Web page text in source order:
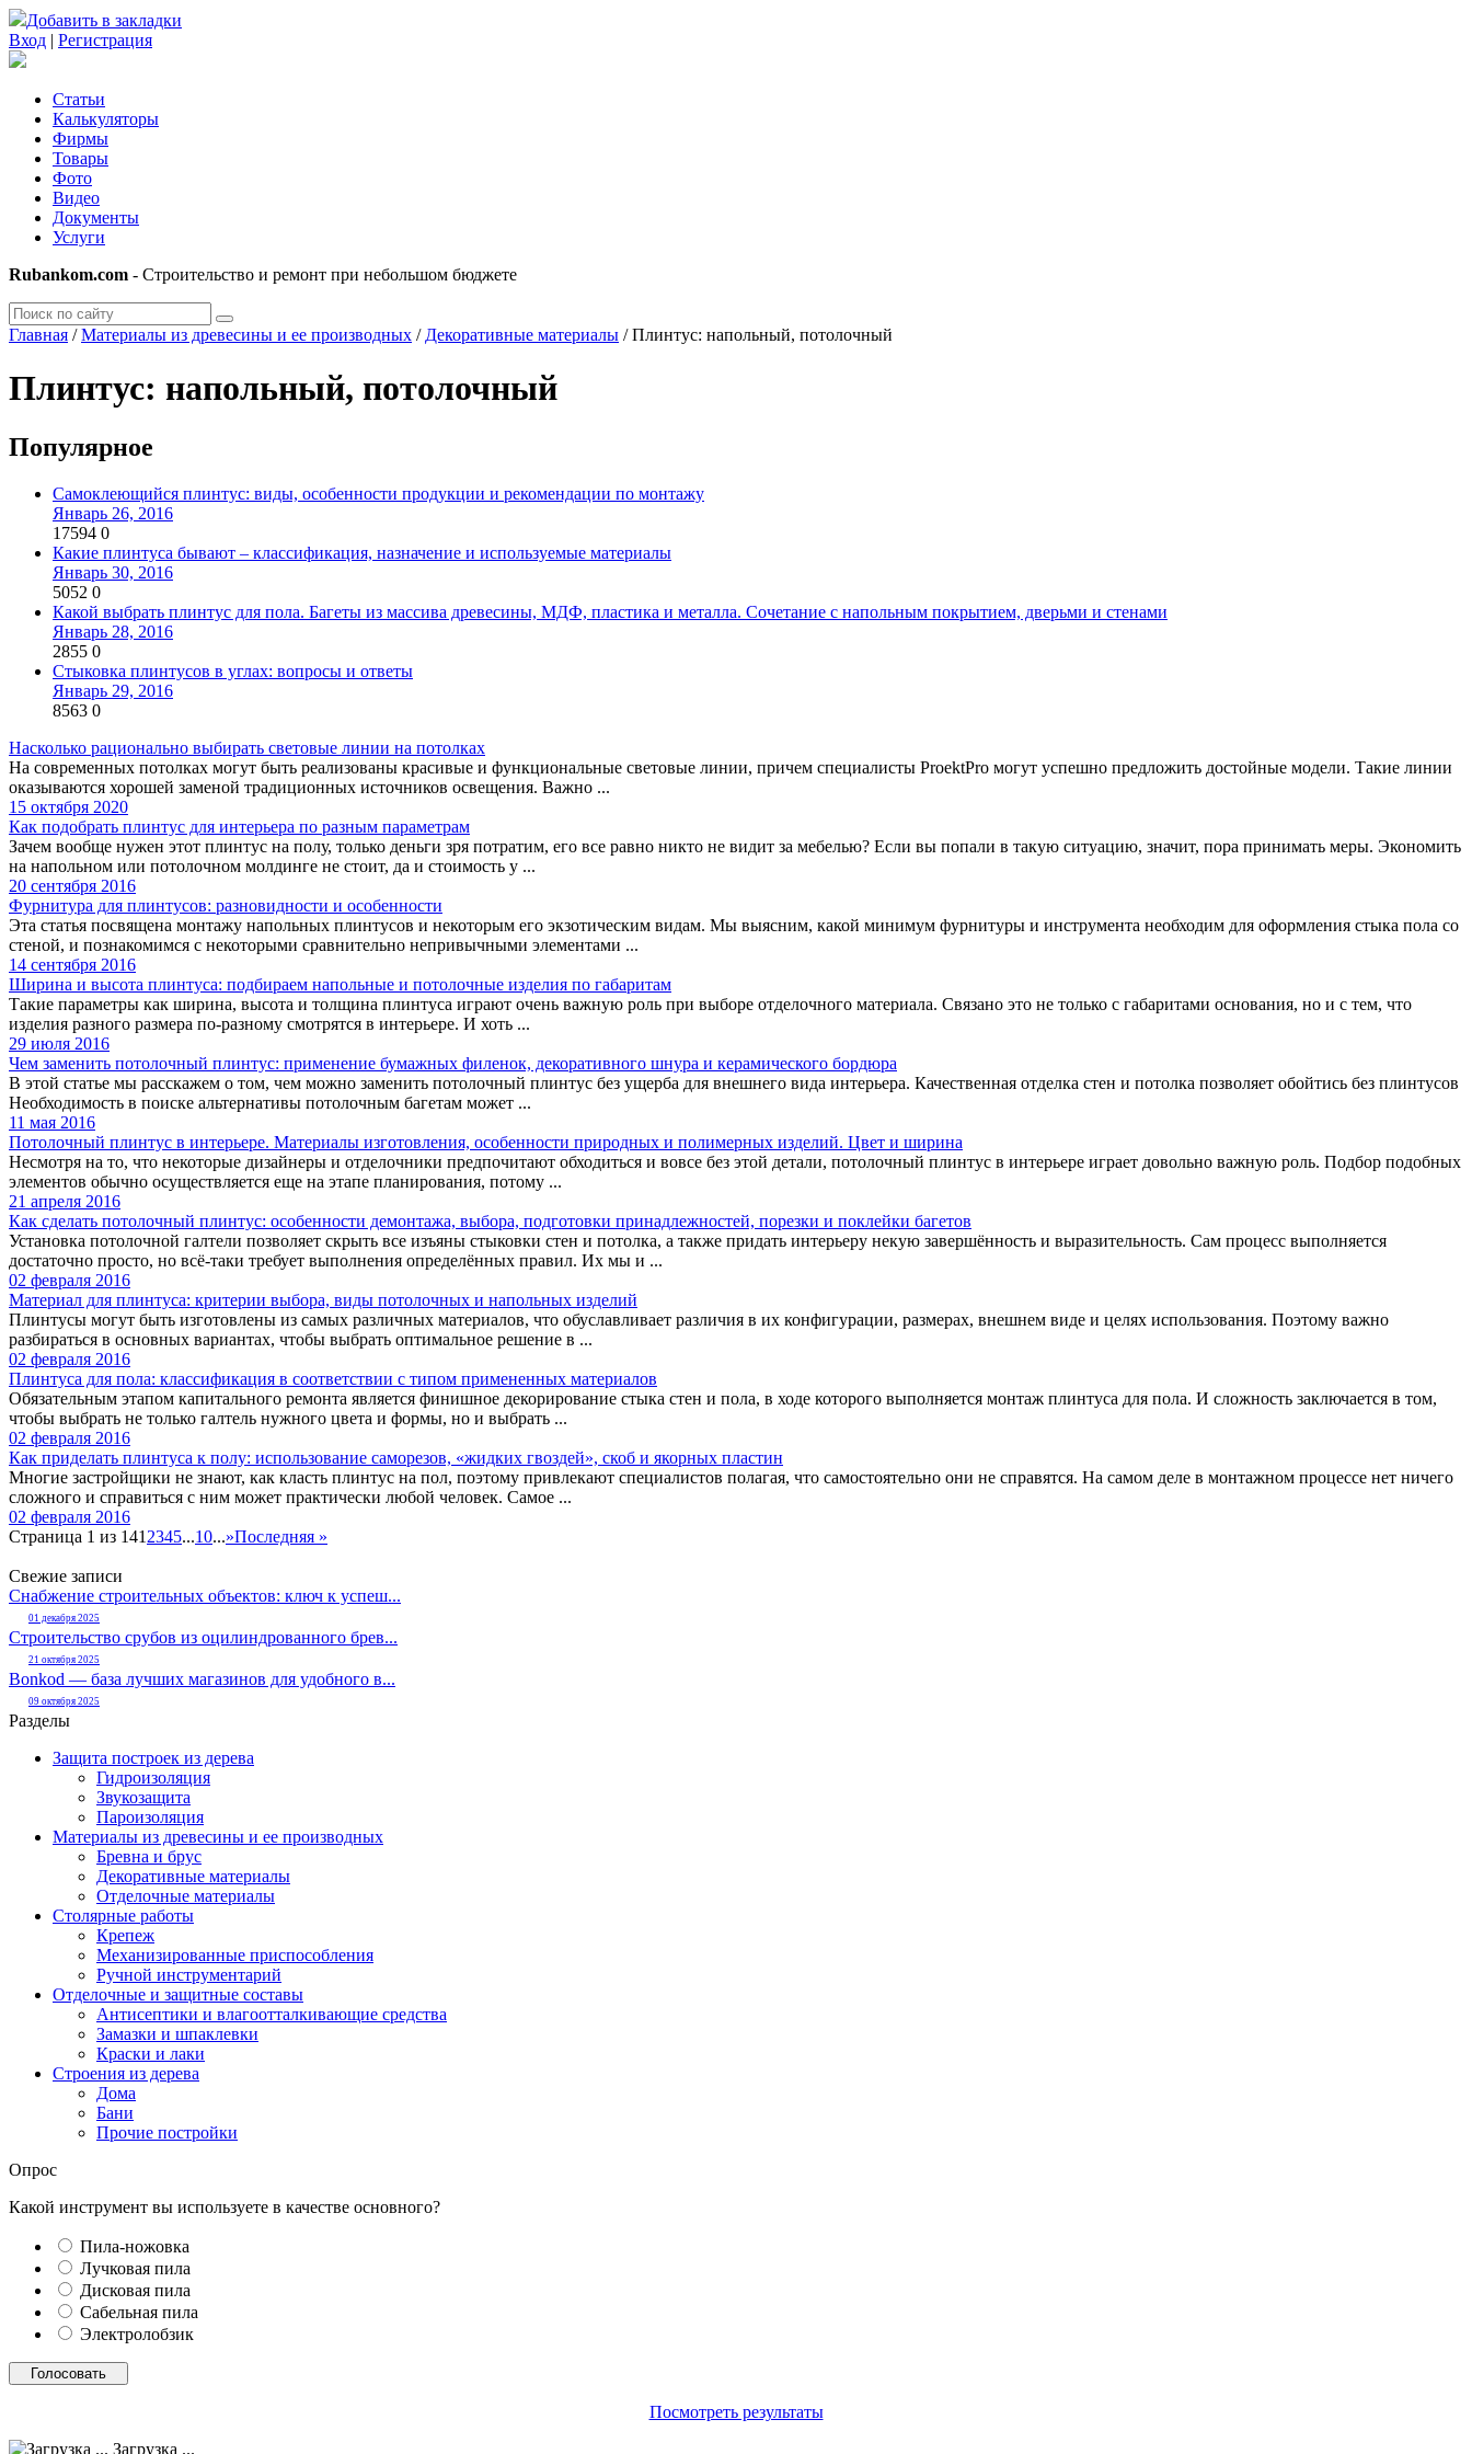
Добавить в закладки
Вход | Регистрация
Статьи
Калькуляторы
Фирмы
Товары
Фото
Видео
Документы
Услуги
Rubankom.com - Строительство и ремонт при небольшом бюджете
Главная /Материалы из древесины и ее производных / Декоративные материалы /Плинтус: напольный, потолочный
Плинтус: напольный, потолочный
Популярное
Самоклеющийся плинтус: виды, особенности продукции и рекомендации по монтажу
Январь 26, 2016
17594 0
Какие плинтуса бывают – классификация, назначение и используемые материалы
Январь 30, 2016
5052 0
Какой выбрать плинтус для пола. Багеты из массива древесины, МДФ, пластика и металла. Сочетание с напольным покрытием, дверьми и стенами
Январь 28, 2016
2855 0
Стыковка плинтусов в углах: вопросы и ответы
Январь 29, 2016
8563 0
Насколько рационально выбирать световые линии на потолках
На современных потолках могут быть реализованы красивые и функциональные световые линии, причем специалисты ProektPro могут успешно предложить достойные модели. Такие линии
оказываются хорошей заменой традиционных источников освещения. Важно ...
15 октября 2020
Как подобрать плинтус для интерьера по разным параметрам
Зачем вообще нужен этот плинтус на полу, только деньги зря потратим, его все равно никто не видит за мебелью? Если вы попали в такую ситуацию, значит, пора принимать меры. Экономить
на напольном или потолочном молдинге не стоит, да и стоимость у ...
20 сентября 2016
Фурнитура для плинтусов: разновидности и особенности
Эта статья посвящена монтажу напольных плинтусов и некоторым его экзотическим видам. Мы выясним, какой минимум фурнитуры и инструмента необходим для оформления стыка пола со
стеной, и познакомимся с некоторыми сравнительно непривычными элементами ...
14 сентября 2016
Ширина и высота плинтуса: подбираем напольные и потолочные изделия по габаритам
Такие параметры как ширина, высота и толщина плинтуса играют очень важную роль при выборе отделочного материала. Связано это не только с габаритами основания, но и с тем, что
изделия разного размера по-разному смотрятся в интерьере. И хоть ...
29 июля 2016
Чем заменить потолочный плинтус: применение бумажных филенок, декоративного шнура и керамического бордюра
В этой статье мы расскажем о том, чем можно заменить потолочный плинтус без ущерба для внешнего вида интерьера. Качественная отделка стен и потолка позволяет обойтись без плинтусов
Необходимость в поиске альтернативы потолочным багетам может ...
11 мая 2016
Потолочный плинтус в интерьере. Материалы изготовления, особенности природных и полимерных изделий. Цвет и ширина
Несмотря на то, что некоторые дизайнеры и отделочники предпочитают обходиться и вовсе без этой детали, потолочный плинтус в интерьере играет довольно важную роль. Подбор подобных
элементов обычно осуществляется еще на этапе планирования, потому ...
21 апреля 2016
Как сделать потолочный плинтус: особенности демонтажа, выбора, подготовки принадлежностей, порезки и поклейки багетов
Установка потолочной галтели позволяет скрыть все изъяны стыковки стен и потолка, а также придать интерьеру некую завершённость и выразительность. Сам процесс выполняется
достаточно просто, но всё-таки требует выполнения определённых правил. Их мы и ...
02 февраля 2016
Материал для плинтуса: критерии выбора, виды потолочных и напольных изделий
Плинтусы могут быть изготовлены из самых различных материалов, что обуславливает различия в их конфигурации, размерах, внешнем виде и целях использования. Поэтому важно
разбираться в основных вариантах, чтобы выбрать оптимальное решение в ...
02 февраля 2016
Плинтуса для пола: классификация в соответствии с типом примененных материалов
Обязательным этапом капитального ремонта является финишное декорирование стыка стен и пола, в ходе которого выполняется монтаж плинтуса для пола. И сложность заключается в том,
чтобы выбрать не только галтель нужного цвета и формы, но и выбрать ...
02 февраля 2016
Как приделать плинтуса к полу: использование саморезов, «жидких гвоздей», скоб и якорных пластин
Многие застройщики не знают, как класть плинтус на пол, поэтому привлекают специалистов полагая, что самостоятельно они не справятся. На самом деле в монтажном процессе нет ничего
сложного и справиться с ним может практически любой человек. Самое ...
02 февраля 2016
Страница 1 из 141 2345...10...»Последняя »
Свежие записи
Снабжение строительных объектов: ключ к успеш...
01 декабря 2025
Строительство срубов из оцилиндрованного брев...
21 октября 2025
Bonkod — база лучших магазинов для удобного в...
09 октября 2025
Разделы
Защита построек из дерева
Гидроизоляция
Звукозащита
Пароизоляция
Материалы из древесины и ее производных
Бревна и брус
Декоративные материалы
Отделочные материалы
Столярные работы
Крепеж
Механизированные приспособления
Ручной инструментарий
Отделочные и защитные составы
Антисептики и влагоотталкивающие средства
Замазки и шпаклевки
Краски и лаки
Строения из дерева
Дома
Бани
Прочие постройки
Опрос
Какой инструмент вы используете в качестве основного?
Пила-ножовка
Лучковая пила
Дисковая пила
Сабельная пила
Электролобзик
Посмотреть результаты
Загрузка ...